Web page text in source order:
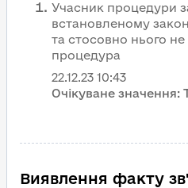
Учасник процедури
встановленому
та стосовно нього не
процедура
22.12.23 10:43
Очікуване значення:
Виявлення факту